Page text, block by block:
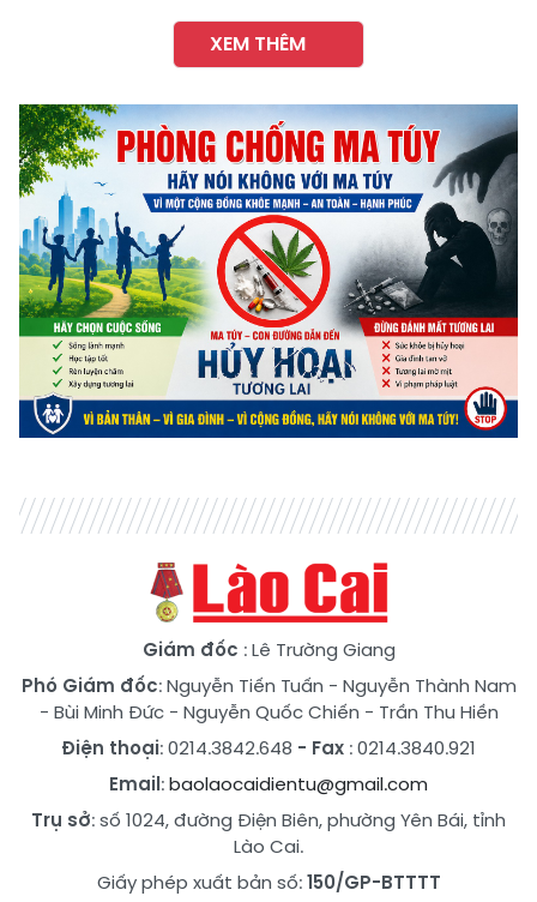
XEM THÊM
Giám đốc : Lê Trường Giang
Phó Giám đốc:Nguyễn Tiến Tuấn - Nguyễn Thành Nam
- Bùi Minh Đức- Nguyễn Quốc Chiến - Trần Thu Hiền
Điện thoại: 0214.3842.648 - Fax : 0214.3840.921
Email:baolaocaidientu@gmail.com
Trụ sở: số 1024, đường Điện Biên, phường Yên Bái, tỉnh
Lào Cai.
Giấy phép xuất bản số:150/GP-BTTTT